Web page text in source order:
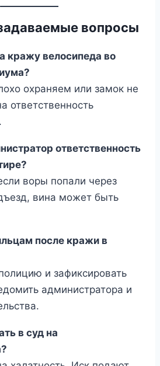
задаваемые вопросы
кражу велосипеда во
охраняем или замок не
ответственность
ответственность
воры попали через
вина может быть
после кражи в
и зафиксировать
администратора и
в суд на